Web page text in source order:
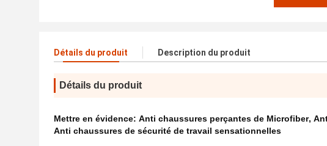
Détails du produit Description du produit
Détails du produit
Mettre en évidence: Anti chaussures perçantes de Microfiber,
Anti chaussures de sécurité de travail sensationnelles